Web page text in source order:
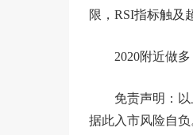
限，RSI指标触及
2020附近做
免责声明：
据此入市风险自负